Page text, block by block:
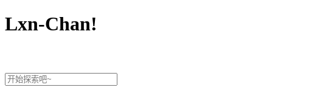
Lxn-Chan!